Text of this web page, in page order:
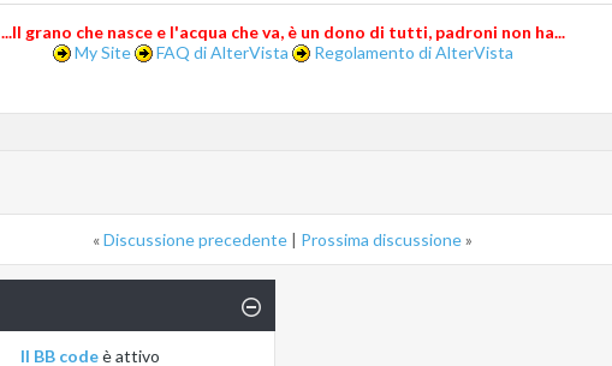
...Il grano che nasce e l'acqua che va, è un dono di tutti, padroni non ha...
My Site
FAQ di AlterVista Regolamento di AlterVista
«Discussione precedente | Prossima discussione»
Il BB codeèattivo